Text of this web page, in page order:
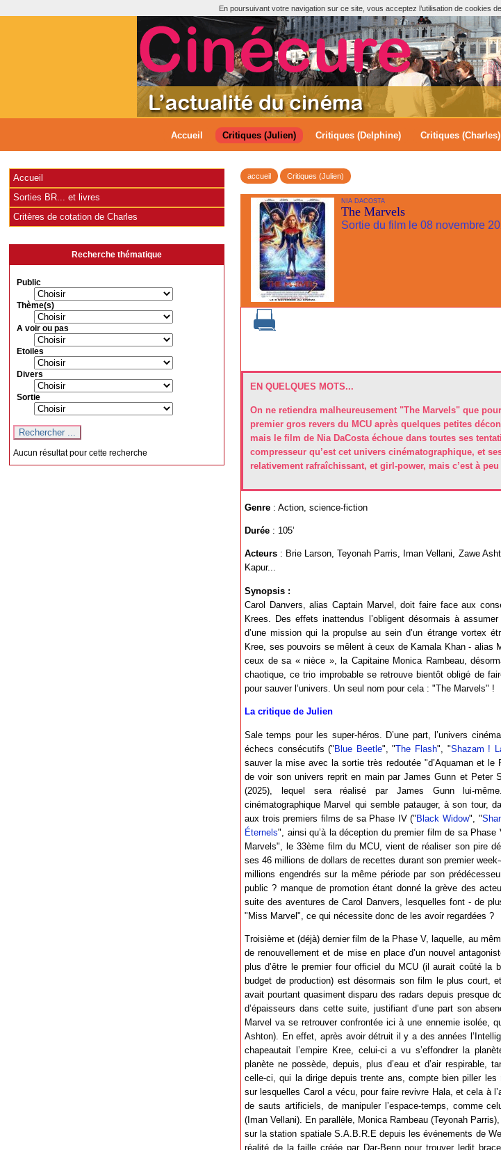
En poursuivant votre navigation sur ce site, vous acceptez l’utilisation de cookies
Accueil Critiques (Julien) Critiques (Delphine) Critiques (Charles)
accueil Critiques (Julien)
NIA DACOSTA
The Marvels
Sortie du film le 08 novembre
EN QUELQUES MOTS...
On ne retiendra malheureusement "The Marvels" que
premier gros revers du MCU après quelques petites
mais le film de Nia DaCosta échoue dans toutes ses
compresseur qu’est cet univers cinématographique, et
relativement rafraîchissant, et girl-power, mais c’est à
Genre : Action, science-fiction
Durée : 105’
Acteurs : Brie Larson, Teyonah Parris, Iman Vellani, Zawe
Kapur...
Synopsis :
Carol Danvers, alias Captain Marvel, doit faire face aux
Krees. Des effets inattendus l’obligent désormais à
d’une mission qui la propulse au sein d’un étrange vortex
Kree, ses pouvoirs se mêlent à ceux de Kamala Khan -
ceux de sa « nièce », la Capitaine Monica Rambeau,
chaotique, ce trio improbable se retrouve bientôt obligé de
pour sauver l’univers. Un seul nom pour cela : "The Marvels" !
La critique de Julien
Sale temps pour les super-héros. D’une part, l’univers
échecs consécutifs ("Blue Beetle", "The Flash", "Shazam !
sauver la mise avec la sortie très redoutée "d’Aquaman et le
de voir son univers reprit en main par James Gunn et Peter
(2025), lequel sera réalisé par James Gunn lui-même.
cinématographique Marvel qui semble patauger, à son tour,
aux trois premiers films de sa Phase IV ("Black Widow", "
Éternels", ainsi qu’à la déception du premier film de sa Phase
Marvels", le 33ème film du MCU, vient de réaliser son pire
ses 46 millions de dollars de recettes durant son premier
millions engendrés sur la même période par son
public ? manque de promotion étant donné la grève des
suite des aventures de Carol Danvers, lesquelles font - de
"Miss Marvel", ce qui nécessite donc de les avoir regardées ?
Troisième et (déjà) dernier film de la Phase V, laquelle, au
de renouvellement et de mise en place d’un nouvel
plus d’être le premier four officiel du MCU (il aurait coûté la
budget de production) est désormais son film le plus court,
avait pourtant quasiment disparu des radars depuis presque
d’épaisseurs dans cette suite, justifiant d’une part son
Marvel va se retrouver confrontée ici à une ennemie isolée,
Ashton). En effet, après avoir détruit il y a des années
chapeautait l’empire Kree, celui-ci a vu s’effondrer la
planète ne possède, depuis, plus d’eau et d’air respirable,
celle-ci, qui la dirige depuis trente ans, compte bien piller les
sur lesquelles Carol a vécu, pour faire revivre Hala, et cela à
de sauts artificiels, de manipuler l’espace-temps, comme
(Iman Vellani). En parallèle, Monica Rambeau (Teyonah
sur la station spatiale S.A.B.R.E depuis les événements de
réalité de la faille créée par Dar-Benn pour trouver ledit
Accueil
Sorties BR... et livres
Critères de cotation de Charles
Recherche thématique
Public
Thème(s)
A voir ou pas
Etoiles
Divers
Sortie
Aucun résultat pour cette recherche